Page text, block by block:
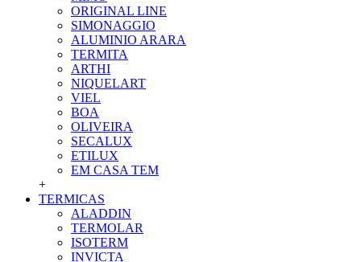
ORIGINAL LINE
SIMONAGGIO
ALUMINIO ARARA
TERMITA
ARTHI
NIQUELART
VIEL
BOA
OLIVEIRA
SECALUX
ETILUX
EM CASA TEM
+
TERMICAS
ALADDIN
TERMOLAR
ISOTERM
INVICTA